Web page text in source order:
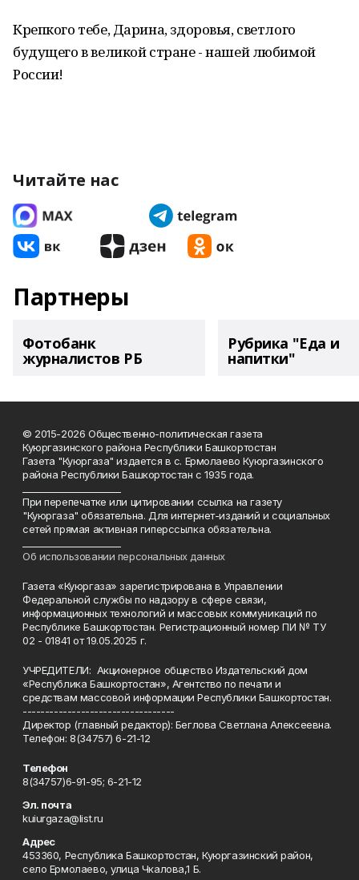
Крепкого тебе, Дарина, здоровья, светлого
будущего в великой стране - нашей любимой
России!
Читайте нас
Партнеры
Фотобанк
журналистов РБ
Рубрика "Еда и
напитки"
© 2015-2026 Общественно-политическая газета
Куюргазинского района Республики Башкортостан
Газета "Куюргаза" издается в с. Ермолаево Куюргазинского
района Республики Башкортостан с 1935 года.
При перепечатке или цитировании ссылка на газету
"Куюргаза" обязательна. Для интернет-изданий и социальных
сетей прямая активная гиперссылка обязательна.
Об использовании персональных данных
Газета «Куюргаза» зарегистрирована в Управлении
Федеральной службы по надзору в сфере связи,
информационных технологий и массовых коммуникаций по
Республике Башкортостан. Регистрационный номер ПИ № ТУ
02 - 01841 от 19.05.2025 г.
УЧРЕДИТЕЛИ: Акционерное общество Издательский дом
«Республика Башкортостан», Агентство по печати и
средствам массовой информации Республики Башкортостан.
----------------------------------
Директор (главный редактор): Беглова Светлана Алексеевна.
Телефон: 8(34757) 6-21-12
Телефон
8(34757)6-91-95; 6-21-12
Эл. почта
kuiurgaza@list.ru
Адрес
453360, Республика Башкортостан, Куюргазинский район,
село Ермолаево, улица Чкалова,1 Б.